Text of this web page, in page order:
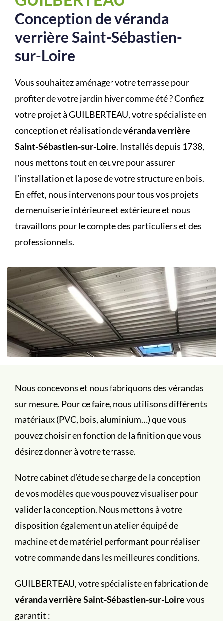
Conception de véranda
verrière Saint-Sébastien-
sur-Loire
Vous souhaitez aménager votre terrasse pour
profiter de votre jardin hiver comme été ? Confiez
votre projet à GUILBERTEAU, votre spécialiste en
conception et réalisation devéranda verrière
Saint-Sébastien-sur-Loire. Installés depuis 1738,
nous mettons tout en œuvre pour assurer
l’installation et la pose de votre structure en bois.
En effet, nous intervenons pour tous vos projets
de menuiserie intérieure et extérieure et nous
travaillons pour le compte des particuliers et des
professionnels.
Nous concevons et nous fabriquons des vérandas
sur mesure. Pour ce faire, nous utilisons différents
matériaux (PVC, bois, aluminium…) que vous
pouvez choisir en fonction de la finition que vous
désirez donner à votre terrasse.
Notre cabinet d’étude se charge de la conception
de vos modèles que vous pouvez visualiser pour
valider la conception. Nous mettons à votre
disposition également un atelier équipé de
machine et de matériel performant pour réaliser
votre commande dans les meilleures conditions.
GUILBERTEAU, votre spécialiste en fabrication de
véranda verrière Saint-Sébastien-sur-Loirevous
garantit :